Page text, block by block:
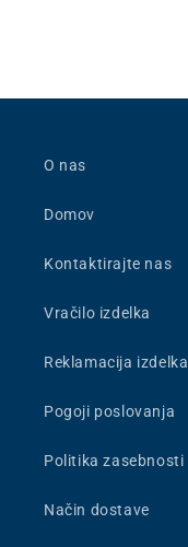
O nas
Domov
Kontaktirajte nas
Vračilo izdelka
Reklamacija izdelka
Pogoji poslovanja
Politika zasebnosti
Način dostave